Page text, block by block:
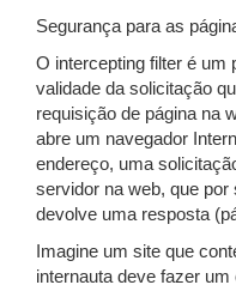
Segurança para as
O intercepting filter é um
validade da solicitação
requisição de página na
abre um navegador
endereço, uma
servidor na web, que
devolve uma resposta
Imagine um site que
internauta deve fazer